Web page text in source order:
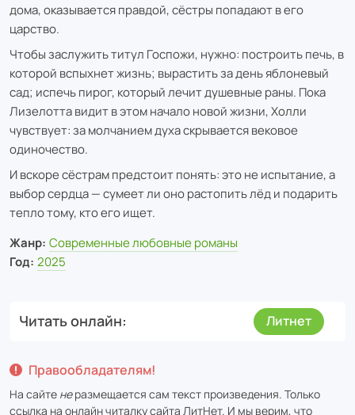
дома, оказывается правдой, сёстры попадают в его
царство.
Чтобы заслужить титул Госпожи, нужно: построить печь, в
которой вспыхнет жизнь; вырастить за день яблоневый
сад; испечь пирог, который лечит душевные раны. Пока
Лизелотта видит в этом начало новой жизни, Холли
чувствует: за молчанием духа скрывается вековое
одиночество.
И вскоре сёстрам предстоит понять: это не испытание, а
выбор сердца — сумеет ли оно растопить лёд и подарить
тепло тому, кто его ищет.
Жанр: Современные любовные романы
Год: 2025
Читать онлайн Литнет
Правообладателям!
На сайте неразмещается сам текст произведения. Только
ссылка на онлайн читалку сайта ЛитНет. И мы верим, что